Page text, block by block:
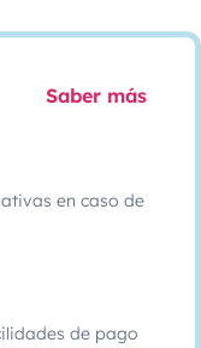
Saber más
en caso de
de pago